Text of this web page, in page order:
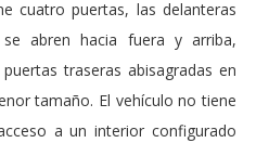
cuatro puertas, las delanteras
abren hacia fuera y arriba,
traseras abisagradas en
tamaño. El vehículo no tiene
a un interior configurado